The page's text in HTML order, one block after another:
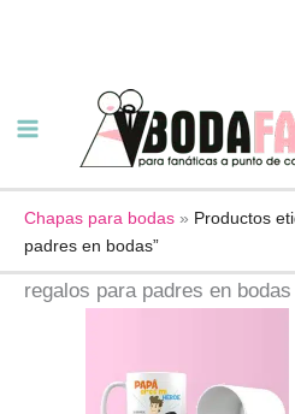
Chapas para bodas » Productos
padres en bodas”
regalos para padres en bodas